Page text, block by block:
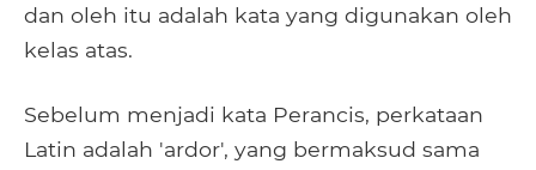
dan oleh itu adalah kata yang digunakan oleh
kelas atas.
Sebelum menjadi kata Perancis, perkataan
Latin adalah 'ardor', yang bermaksud sama